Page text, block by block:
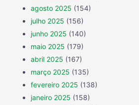
agosto 2025 (154)
julho 2025 (156)
junho 2025 (140)
maio 2025 (179)
abril 2025 (167)
março 2025 (135)
fevereiro 2025 (138)
janeiro 2025 (158)